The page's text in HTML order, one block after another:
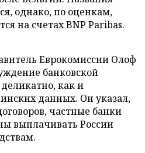
однако, по оценкам,
на счетах BNP Paribas.
Еврокомиссии Олоф
банковской
как и
данных. Он указал,
частные банки
выплачивать России